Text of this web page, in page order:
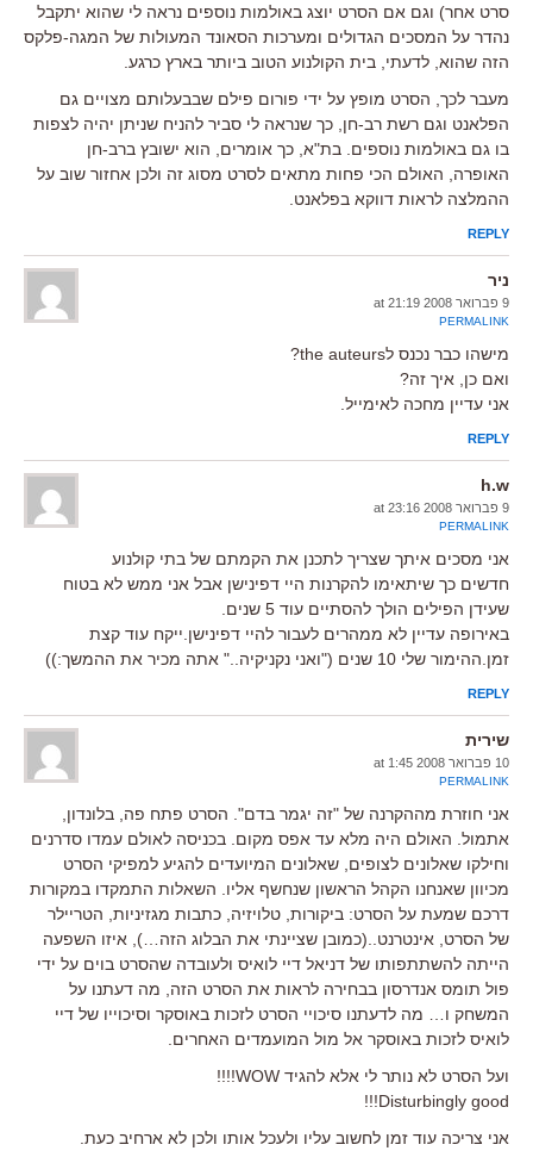
סרט אחר) וגם אם הסרט יוצג באולמות נוספים נראה לי שהוא יתקבל
נהדר על המסכים הגדולים ומערכות הסאונד המעולות של המגה-פלקס
הזה שהוא, לדעתי, בית הקולנוע הטוב ביותר בארץ כרגע.
מעבר לכך, הסרט מופץ על ידי פורום פילם שבבעלותם מצויים גם
הפלאנט וגם רשת רב-חן, כך שנראה לי סביר להניח שניתן יהיה לצפות
בו גם באולמות נוספים. בת"א, כך אומרים, הוא ישובץ ברב-חן
האופרה, האולם הכי פחות מתאים לסרט מסוג זה ולכן אחזור שוב על
ההמלצה לראות דווקא בפלאנט.
REPLY
ניר
9 פברואר 2008 at 21:19
PERMALINK
מישהו כבר נכנס לthe auteurs?
ואם כן, איך זה?
אני עדיין מחכה לאימייל.
REPLY
h.w
9 פברואר 2008 at 23:16
PERMALINK
אני מסכים איתך שצריך לתכנן את הקמתם של בתי קולנוע
חדשים כך שיתאימו להקרנות היי דפינישן אבל אני ממש לא בטוח
שעידן הפילים הולך להסתיים עוד 5 שנים.
באירופה עדיין לא ממהרים לעבור להיי דפינישן.ייקח עוד קצת
זמן.ההימור שלי 10 שנים ("ואני נקניקיה.." אתה מכיר את ההמשך:))
REPLY
שירית
10 פברואר 2008 at 1:45
PERMALINK
אני חוזרת מההקרנה של "זה יגמר בדם". הסרט פתח פה, בלונדון,
אתמול. האולם היה מלא עד אפס מקום. בכניסה לאולם עמדו סדרנים
וחילקו שאלונים לצופים, שאלונים המיועדים להגיע למפיקי הסרט
מכיוון שאנחנו הקהל הראשון שנחשף אליו. השאלות התמקדו במקורות
דרכם שמעת על הסרט: ביקורות, טלויזיה, כתבות מגזיניות, הטריילר
של הסרט, אינטרנט..(כמובן שציינתי את הבלוג הזה…), איזו השפעה
הייתה להשתתפותו של דניאל דיי לואיס ולעובדה שהסרט בוים על ידי
פול תומס אנדרסון בבחירה לראות את הסרט הזה, מה דעתנו על
המשחק ו… מה לדעתנו סיכויי הסרט לזכות באוסקר וסיכוייו של דיי
לואיס לזכות באוסקר אל מול המועמדים האחרים.
ועל הסרט לא נותר לי אלא להגיד WOW!!!!
Disturbingly good!!!
אני צריכה עוד זמן לחשוב עליו ולעכל אותו ולכן לא ארחיב כעת.